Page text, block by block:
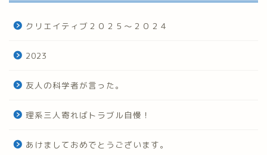
クリエイティブ２０２５～２０２４
2023
友人の科学者が言った。
理系三人寄ればトラブル自慢！
あけましておめでとうございます。